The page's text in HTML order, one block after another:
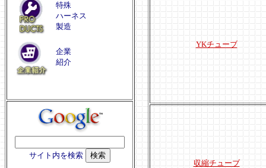
特殊
ハーネス
製造
企業
紹介
サイト内を検索
YKチューブ
収縮チューブ